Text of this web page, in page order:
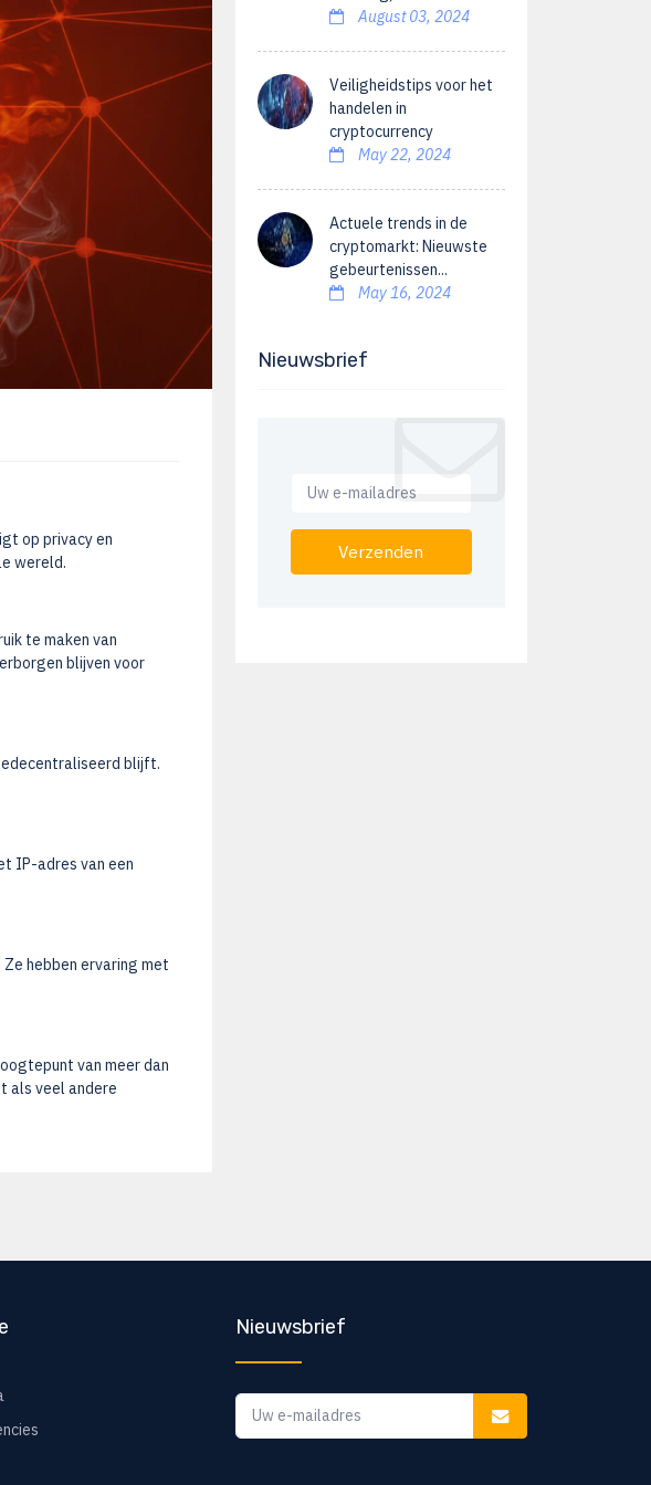
op privacy en
wereld.
te maken van
blijven voor
blijft.
IP-adres van een
hebben ervaring met
van meer dan
als veel andere
August 03, 2024
Veiligheidstips voor het
handelen in
cryptocurrency
May 22, 2024
Actuele trends in de
cryptomarkt: Nieuwste
gebeurtenissen...
May 16, 2024
Nieuwsbrief
Verzenden
Nieuwsbrief